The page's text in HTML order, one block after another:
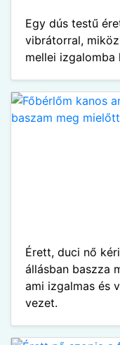
Egy dús testű
vibrátorral,
mellei izgalomba
Érett, duci nő
állásban baszza
ami izgalmas és
vezet.